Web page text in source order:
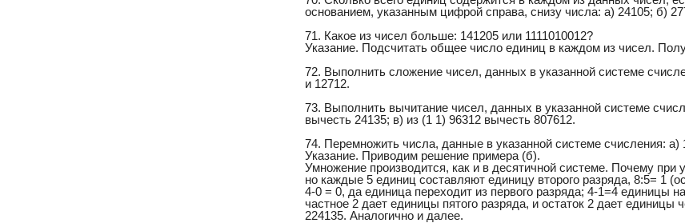
основанием, указанным цифрой справа, снизу числа: а) 24105; б)
71. Какое из чисел больше: 141205 или 1111010012?
Указание. Подсчитать общее число единиц в каждом из чисел.
72. Выполнить сложение чисел, данных в указанной системе
и 12712.
73. Выполнить вычитание чисел, данных в указанной системе
вычесть 24135; в) из (1 1) 96312 вычесть 807612.
74. Перемножить числа, данные в указанной системе счисления: а)
Указание. Приводим решение примера (б).
Умножение производится, как и в десятичной системе. Почему при
но каждые 5 единиц составляют единицу второго разряда, 8:5= 1
4-0 = 0, да единица переходит из первого разряда; 4-1=4 единицы
частное 2 дает единицы пятого разряда, и остаток 2 дает единицы
224135. Аналогично и далее.